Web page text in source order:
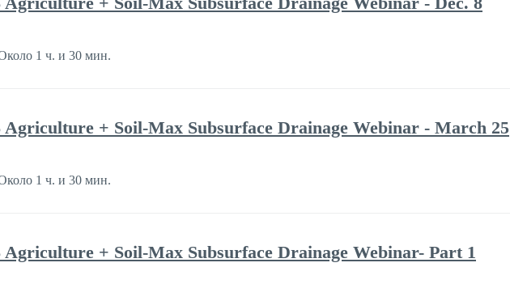
1 ч. и 30 мин.
Agriculture + Soil-Max Subsurface Drainage Webinar - March 25
1 ч. и 30 мин.
Agriculture + Soil-Max Subsurface Drainage Webinar- Part 1